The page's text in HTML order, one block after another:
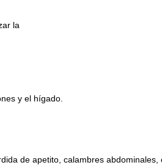
la
y el hígado.
de apetito, calambres abdominales,